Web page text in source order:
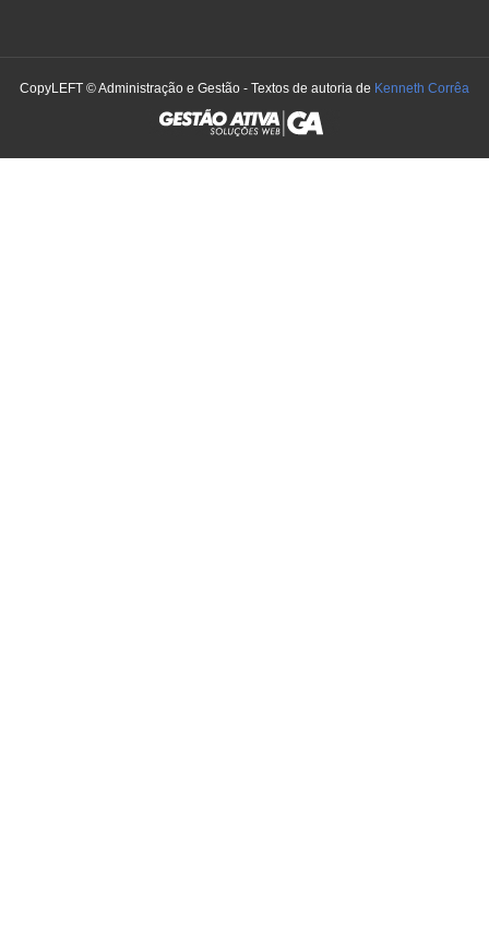
CopyLEFT © Administração e Gestão - Textos de autoria de Kenneth Corrêa